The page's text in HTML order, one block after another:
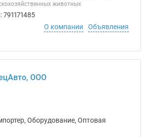
животных
О компании
Объявления
ООО
Оборудование, Оптовая